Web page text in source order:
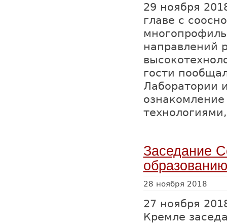
29 ноября
главе с
направлений
гости
Лаборатории
Заседание
образованию
28 ноября 2018
27 ноября
Кремле